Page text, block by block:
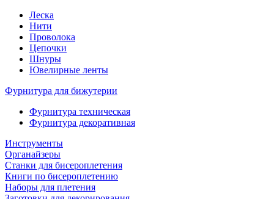
Леска
Нити
Проволока
Цепочки
Шнуры
Ювелирные ленты
Фурнитура для бижутерии
Фурнитура техническая
Фурнитура декоративная
Инструменты
Органайзеры
Станки для бисероплетения
Книги по бисероплетению
Наборы для плетения